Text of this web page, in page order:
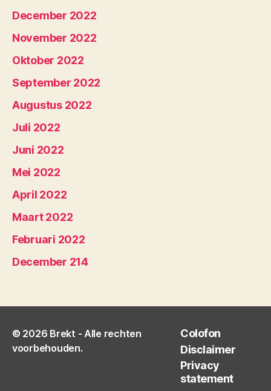
December 2022
November 2022
Oktober 2022
September 2022
Augustus 2022
Juli 2022
Juni 2022
Mei 2022
April 2022
Maart 2022
Februari 2022
December 214
© 2026 Brekt - Alle rechten
voorbehouden.
Colofon
Disclaimer
Privacy
statement